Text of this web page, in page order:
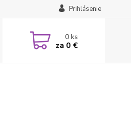
Prihlásenie
0ks
za 0 €